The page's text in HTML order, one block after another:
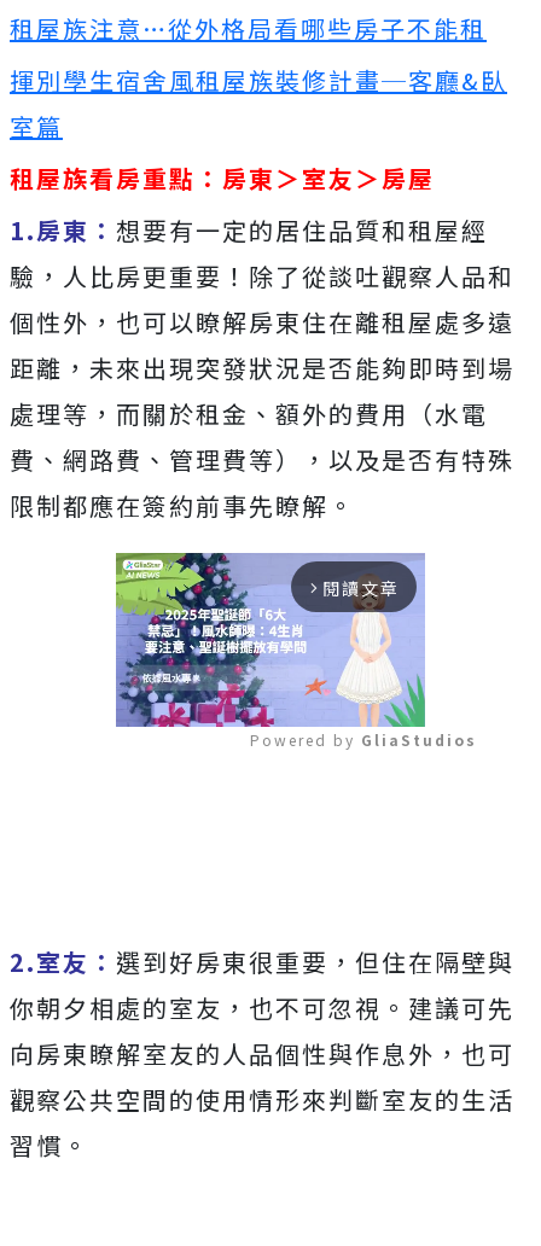
租屋族注意…從外格局看哪些房子不能租
揮別學生宿舍風租屋族裝修計畫─客廳&臥
室篇
租屋族看房重點：房東＞室友＞房屋
1.房東： 想要有一定的居住品質和租屋經
驗，人比房更重要！除了從談吐觀察人品和
個性外，也可以瞭解房東住在離租屋處多遠
距離，未來出現突發狀況是否能夠即時到場
處理等，而關於租金、額外的費用（水電
費、網路費、管理費等），以及是否有特殊
限制都應在簽約前事先瞭解。
arrow_forward_ios 閱讀文章
Powered by GliaStudios
2.室友： 選到好房東很重要，但住在隔壁與
你朝夕相處的室友，也不可忽視。建議可先
向房東瞭解室友的人品個性與作息外，也可
觀察公共空間的使用情形來判斷室友的生活
習慣。